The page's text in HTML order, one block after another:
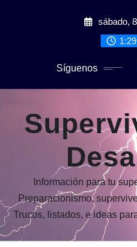
sábado,
Síguenos
Información para tu
Preparacionismo,
Trucos, listados, e ideas